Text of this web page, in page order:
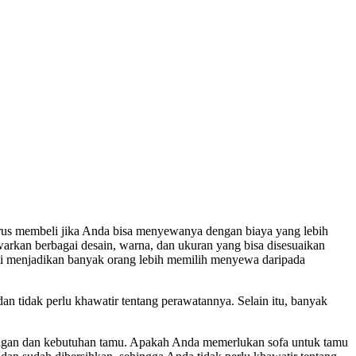
membeli jika Anda bisa menyewanya dengan biaya yang lebih
berbagai desain, warna, dan ukuran yang bisa disesuaikan
banyak orang lebih memilih menyewa daripada
tidak perlu khawatir tentang perawatannya. Selain itu, banyak
dan kebutuhan tamu. Apakah Anda memerlukan sofa untuk tamu